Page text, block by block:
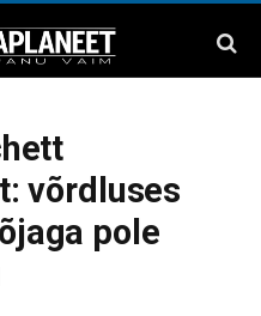
võrdluses
pole